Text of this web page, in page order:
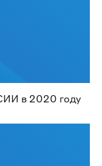
в 2020 году